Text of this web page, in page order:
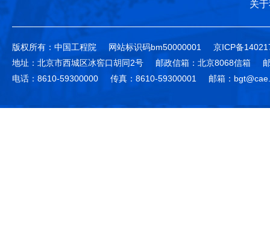
关
版权所有：中国工程院 网站标识码bm50000001
京ICP备
地址：北京市西城区冰窖口胡同2号
邮政信箱：北京8068信箱
电话：8610-59300000
传真：8610-59300001 邮箱：